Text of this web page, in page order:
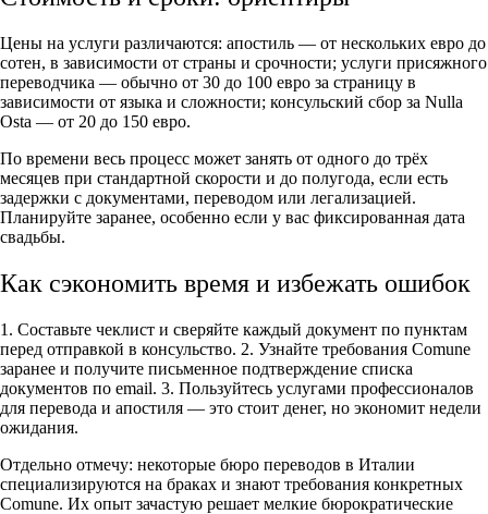
Цены на услуги различаются: апостиль — от нескольких евро до
сотен, в зависимости от страны и срочности; услуги присяжного
переводчика — обычно от 30 до 100 евро за страницу в
зависимости от языка и сложности; консульский сбор за Nulla
Osta — от 20 до 150 евро.
По времени весь процесс может занять от одного до трёх
месяцев при стандартной скорости и до полугода, если есть
задержки с документами, переводом или легализацией.
Планируйте заранее, особенно если у вас фиксированная дата
свадьбы.
Как сэкономить время и избежать ошибок
1. Составьте чеклист и сверяйте каждый документ по пунктам
перед отправкой в консульство. 2. Узнайте требования Comune
заранее и получите письменное подтверждение списка
документов по email. 3. Пользуйтесь услугами профессионалов
для перевода и апостиля — это стоит денег, но экономит недели
ожидания.
Отдельно отмечу: некоторые бюро переводов в Италии
специализируются на браках и знают требования конкретных
Comune. Их опыт зачастую решает мелкие бюрократические